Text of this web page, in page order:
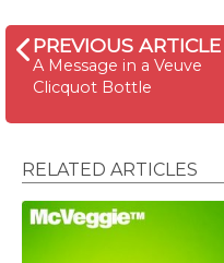
PREVIOUS ARTICLE
A Message in a Veuve
Clicquot Bottle
RELATED ARTICLES